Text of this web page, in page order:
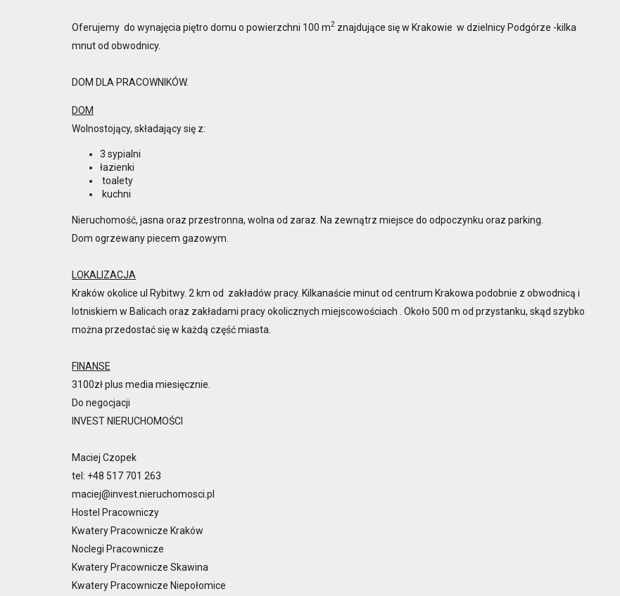
Oferujemy do wynajęcia piętro domu o powierzchni 100 m2 znajdujące się w Krakowie w dzielnicy Podgórze -kilka
mnut od obwodnicy.
DOM DLA PRACOWNIKÓW.
DOM
Wolnostojący, składający się z:
3 sypialni
łazienki
toalety
kuchni
Nieruchomość, jasna oraz przestronna, wolna od zaraz. Na zewnątrz miejsce do odpoczynku oraz parking.
Dom ogrzewany piecem gazowym.
LOKALIZACJA
Kraków okolice ul Rybitwy. 2 km od zakładów pracy. Kilkanaście minut od centrum Krakowa podobnie z obwodnicą i
lotniskiem w Balicach oraz zakładami pracy okolicznych miejscowościach . Około 500 m od przystanku, skąd szybko
można przedostać się w każdą część miasta.
FINANSE
3100zł plus media miesięcznie.
Do negocjacji
INVEST NIERUCHOMOŚCI
Maciej Czopek
tel: +48 517 701 263
maciej@invest.nieruchomosci.pl
Hostel Pracowniczy
Kwatery Pracownicze Kraków
Noclegi Pracownicze
Kwatery Pracownicze Skawina
Kwatery Pracownicze Niepołomice